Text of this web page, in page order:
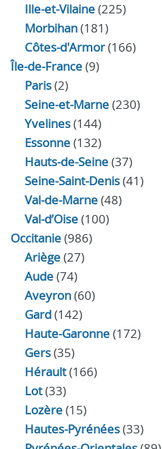
Ille-et-Vilaine(225)
Morbihan(181)
Côtes-d'Armor(166)
Île-de-France(9)
Paris(2)
Seine-et-Marne(230)
Yvelines(144)
Essonne(132)
Hauts-de-Seine(37)
Seine-Saint-Denis(41)
Val-de-Marne(48)
Val-d’Oise(100)
Occitanie(986)
Ariège(27)
Aude(74)
Aveyron(60)
Gard(142)
Haute-Garonne(172)
Gers(35)
Hérault(166)
Lot(33)
Lozère(15)
Hautes-Pyrénées(33)